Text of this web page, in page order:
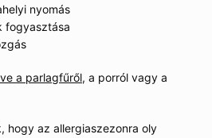
nyomás
fogyasztása
a parlagfűről, a porról vagy a
hogy az allergiaszezonra oly